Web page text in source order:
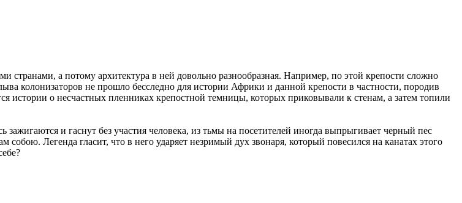
а потому архитектура в ней довольно разнообразная. Например, по этой крепости сложно
колонизаторов не прошло бесследно для истории Африки и данной крепости в частности, породив
о несчастных пленниках крепостной темницы, которых приковывали к стенам, а затем топили
и гаснут без участия человека, из тьмы на посетителей иногда выпрыгивает черный пес
собою. Легенда гласит, что в него ударяет незримый дух звонаря, который повесился на канатах этого